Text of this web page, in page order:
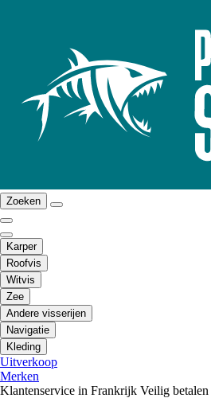
Zoeken
Karper
Roofvis
Witvis
Zee
Andere visserijen
Navigatie
Kleding
Uitverkoop
Merken
Klantenservice in Frankrijk Veilig betalen